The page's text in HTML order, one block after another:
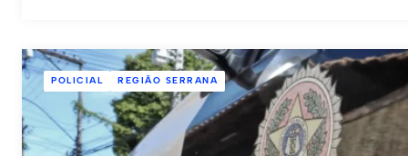
POLICIAL REGIÃO SERRANA